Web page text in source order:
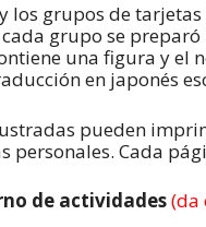
los grupos de
grupo se
una figura y el
en japonés
pueden
personales. Cada
de actividades(da